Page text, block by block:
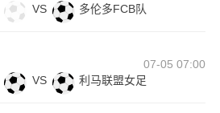
VS 多伦多FCB队
07-05 07:00
VS 利马联盟女足